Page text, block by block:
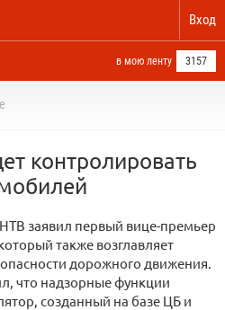
Вход
в мою ленту 3157
контролировать
заявил первый вице-премьер
также возглавляет
дорожного движения.
что надзорные функции
созданный на базе ЦБ и